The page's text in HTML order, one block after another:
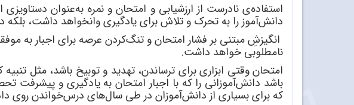
استفادهی نادرست از ارزشیابی و امتحان و نمره بهعنوان دستاویزی
دانشآموز را به تحرک و تلاش برای یادگیری وانخواهد داشت، بلکه
انگیزشِ مبتنی بر فشار امتحان و تنگکردن عرصه برای اجبار به
نامطلوبی خواهد داشت.
امتحان وقتی ابزاری برای ترساندن، تهدید و توبیخ باشد، مثل تنبیه
باشد دانشآموزانی را که با اجبار امتحان به یادگیری و پیشرفت
که برای بسیاری از دانشآموزان در طی سالهای درسخواندن روی